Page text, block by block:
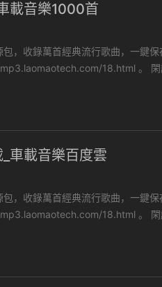
載音樂1000首
18.html 。 閑談 來源：歐美車載
車載音樂百度雲
18.html 。 閑談 來源：寶馬車載